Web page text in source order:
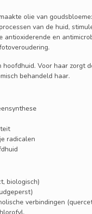
olie van
van de huid,
antioxiderende en
Voor haar zorgt
behandeld haar.
radicalen
biologisch)
verbindingen